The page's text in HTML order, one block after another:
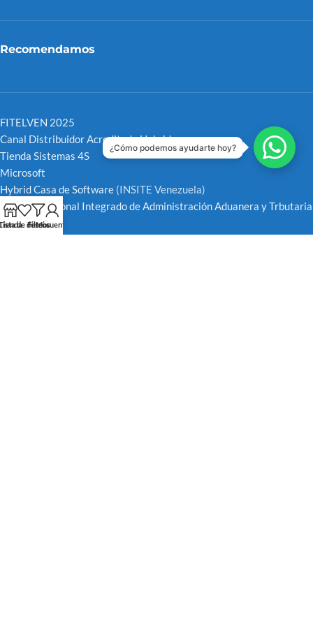
Recomendamos
FITELVEN 2025
Canal Distribuidor Acreditado Hybrid
Tienda Sistemas 4S
Microsoft
Hybrid Casa de Software (INSITE Venezuela)
Servicio Nacional Integrado de Administración Aduanera y Trbutaria
SENIAT
de deseos
Filtros
Mi cuenta
¿Cómo podemos ayudarte hoy?